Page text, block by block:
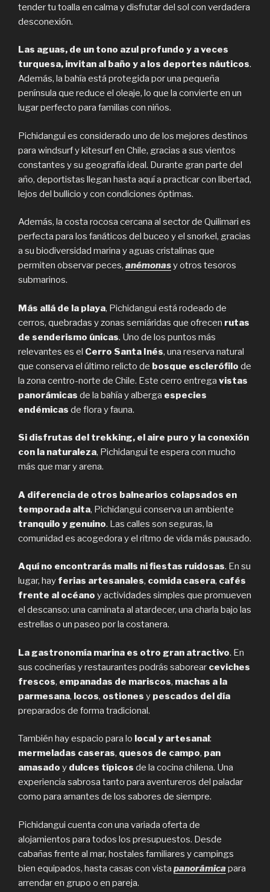
tender tu toalla en calma y disfrutar del sol con verdadera
desconexión.
Las aguas, de un tono azul profundo y a veces
turquesa, invitan al baño y a los deportes náuticos.
Además, la bahía está protegida por una pequeña
península que reduce el oleaje, lo que la convierte en un
lugar perfecto para familias con niños.
Pichidangui es considerado uno de los mejores destinos
para windsurf y kitesurf en Chile, gracias a sus vientos
constantes y su geografía ideal. Durante gran parte del
año, deportistas llegan hasta aquí a practicar con libertad,
lejos del bullicio y con condiciones óptimas.
Además, la costa rocosa cercana al sector de Quilimari es
perfecta para los fanáticos del buceo y el snorkel, gracias
a su biodiversidad marina y aguas cristalinas que
permiten observar peces, anémonasy otros tesoros
submarinos.
Más allá de la playa, Pichidangui está rodeado de
cerros, quebradas y zonas semiáridas que ofrecen rutas
de senderismo únicas. Uno de los puntos más
relevantes es el Cerro Santa Inés, una reserva natural
que conserva el último relicto de bosque esclerófilo de
la zona centro-norte de Chile. Este cerro entrega vistas
panorámicas de la bahía y alberga especies
endémicas de flora y fauna.
Si disfrutas del trekking, el aire puro y la conexión
con la naturaleza, Pichidangui te espera con mucho
más que mar y arena.
A diferencia de otros balnearios colapsados en
temporada alta, Pichidangui conserva un ambiente
tranquilo y genuino. Las calles son seguras, la
comunidad es acogedora y el ritmo de vida más pausado.
Aquí no encontrarás malls ni fiestas ruidosas. En su
lugar, hay ferias artesanales, comida casera, cafés
frente al océano y actividades simples que promueven
el descanso: una caminata al atardecer, una charla bajo las
estrellas o un paseo por la costanera.
La gastronomía marina es otro gran atractivo. En
sus cocinerías y restaurantes podrás saborear ceviches
frescos, empanadas de mariscos, machas a la
parmesana, locos, ostiones y pescados del día
preparados de forma tradicional.
También hay espacio para lo local y artesanal:
mermeladas caseras, quesos de campo, pan
amasado y dulces típicos de la cocina chilena. Una
experiencia sabrosa tanto para aventureros del paladar
como para amantes de los sabores de siempre.
Pichidangui cuenta con una variada oferta de
alojamientos para todos los presupuestos. Desde
cabañas frente al mar, hostales familiares y campings
bien equipados, hasta casas con vista panorámica para
arrendar en grupo o en pareja.